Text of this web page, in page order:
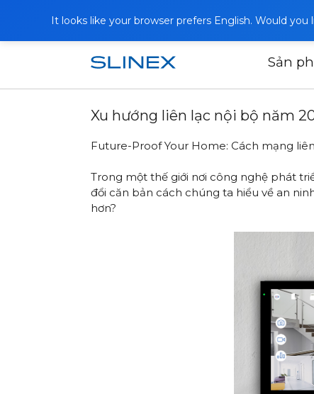
It looks like your browser prefers English. Would
Sản
Trang chủ Bài viết Xu hướng liên
Xu hướng liên lạc nội bộ năm
Future-Proof Your Home: Cách mạng
Trong một thế giới nơi công nghệ phát
đổi căn bản cách chúng ta hiểu về an
hơn?